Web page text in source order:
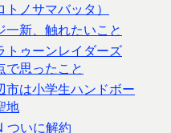
トノサマバッタ）
一新、触れたいこと
トゥーンレイダーズ
で思ったこと
市は小学生ハンドボー
地
ついに解約